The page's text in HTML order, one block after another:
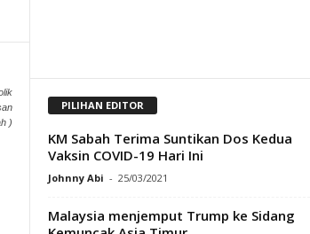
)
PILIHAN EDITOR
KM Sabah Terima Suntikan Dos Kedua
Vaksin COVID-19 Hari Ini
Johnny Abi - 25/03/2021
Malaysia menjemput Trump ke Sidang